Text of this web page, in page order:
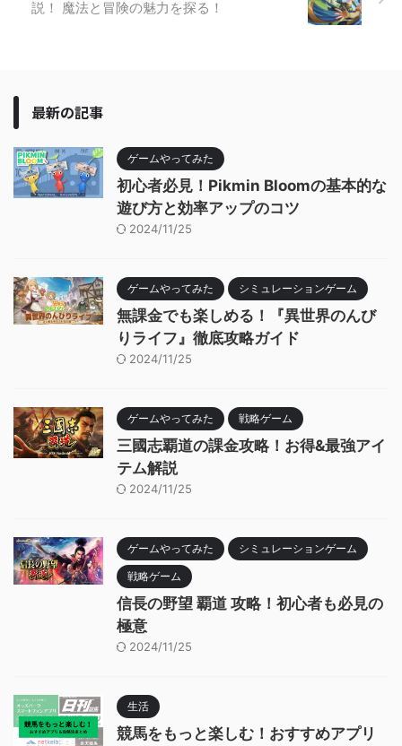
説！ 魔法と冒険の魅力を探る！
最新の記事
ゲームやってみた
初心者必見！Pikmin Bloomの基本的な
遊び方と効率アップのコツ
2024/11/25
ゲームやってみた シミュレーションゲーム
無課金でも楽しめる！『異世界のんび
りライフ』徹底攻略ガイド
2024/11/25
ゲームやってみた 戦略ゲーム
三國志覇道の課金攻略！お得&最強アイ
テム解説
2024/11/25
ゲームやってみた シミュレーションゲーム
戦略ゲーム
信長の野望 覇道 攻略！初心者も必見の
極意
2024/11/25
生活
競馬をもっと楽しむ！おすすめアプリ